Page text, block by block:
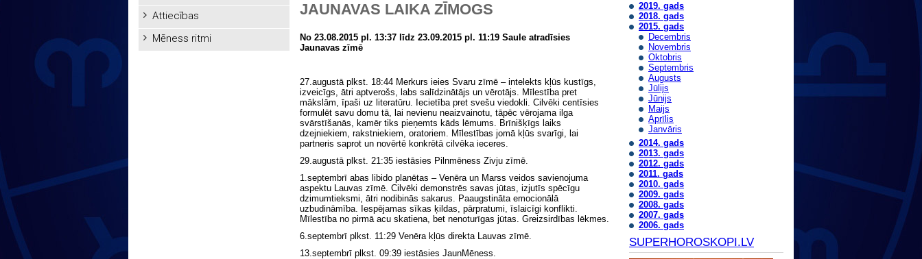
Attiecības
Mēness ritmi
JAUNAVAS LAIKA ZĪMOGS
No 23.08.2015 pl. 13:37 līdz 23.09.2015 pl. 11:19 Saule atradīsies
Jaunavas zīmē
27.augustā plkst. 18:44 Merkurs ieies Svaru zīmē – intelekts kļūs kustīgs,
izveicīgs, ātri aptverošs, labs salīdzinātājs un vērotājs. Mīlestība pret
mākslām, īpaši uz literatūru. Iecietība pret svešu viedokli. Cilvēki centīsies
formulēt savu domu tā, lai nevienu neaizvainotu, tāpēc vērojama ilga
svārstīšanās, kamēr tiks pieņemts kāds lēmums. Brīnišķīgs laiks
dzejniekiem, rakstniekiem, oratoriem. Mīlestības jomā kļūs svarīgi, lai
partneris saprot un novērtē konkrētā cilvēka ieceres.
29.augustā plkst. 21:35 iestāsies Pilnmēness Zivju zīmē.
1.septembrī abas libido planētas – Venēra un Marss veidos savienojuma
aspektu Lauvas zīmē. Cilvēki demonstrēs savas jūtas, izjutīs spēcīgu
dzimumtieksmi, ātri nodibinās sakarus. Paaugstināta emocionālā
uzbudināmība. Iespējamas sīkas ķildas, pārpratumi, īslaicīgi konflikti.
Mīlestība no pirmā acu skatiena, bet nenoturīgas jūtas. Greizsirdības lēkmes.
6.septembrī plkst. 11:29 Venēra kļūs direkta Lauvas zīmē.
13.septembrī plkst. 09:39 iestāsies JaunMēness.
2019. gads
2018. gads
2015. gads
Decembris
Novembris
Oktobris
Septembris
Augusts
Jūlijs
Jūnijs
Maijs
Aprīlis
Janvāris
2014. gads
2013. gads
2012. gads
2011. gads
2010. gads
2009. gads
2008. gads
2007. gads
2006. gads
SUPERHOROSKOPI.LV